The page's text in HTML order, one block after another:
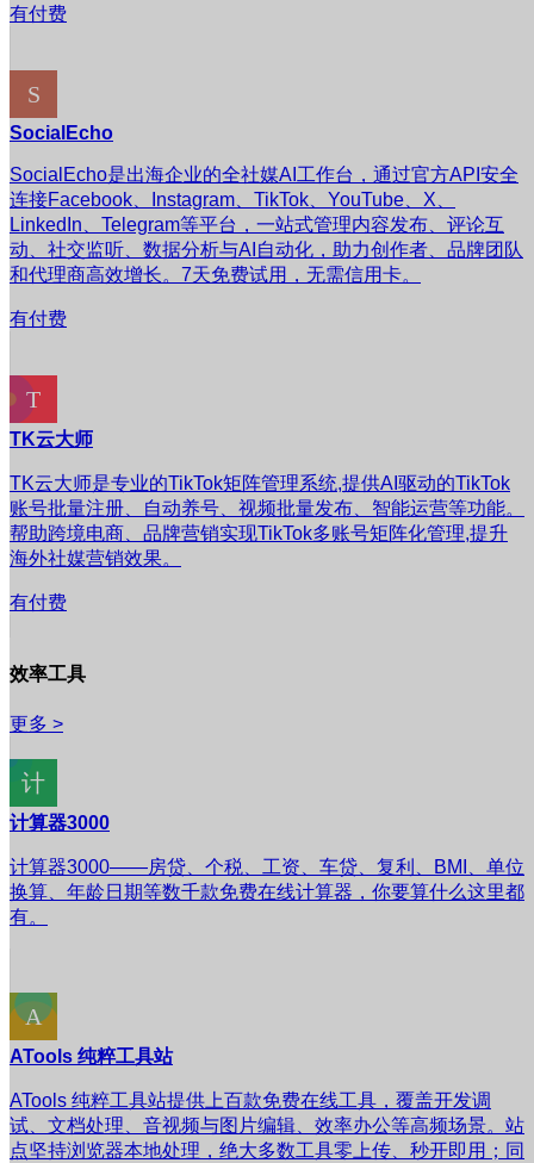
有付费
SocialEcho
SocialEcho是出海企业的全社媒AI工作台，通过官方API安全
连接Facebook、Instagram、TikTok、YouTube、X、
LinkedIn、Telegram等平台，一站式管理内容发布、评论互
动、社交监听、数据分析与AI自动化，助力创作者、品牌团队
和代理商高效增长。7天免费试用，无需信用卡。
有付费
TK云大师
TK云大师是专业的TikTok矩阵管理系统,提供AI驱动的TikTok
账号批量注册、自动养号、视频批量发布、智能运营等功能。
帮助跨境电商、品牌营销实现TikTok多账号矩阵化管理,提升
海外社媒营销效果。
有付费
效率工具
更多 >
计算器3000
计算器3000——房贷、个税、工资、车贷、复利、BMI、单位
换算、年龄日期等数千款免费在线计算器，你要算什么这里都
有。
ATools 纯粹工具站
ATools 纯粹工具站提供上百款免费在线工具，覆盖开发调
试、文档处理、音视频与图片编辑、效率办公等高频场景。站
点坚持浏览器本地处理，绝大多数工具零上传、秒开即用；同